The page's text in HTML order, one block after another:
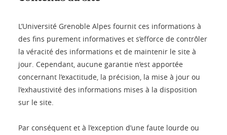
L’Université Grenoble Alpes fournit ces informations à
des fins purement informatives et s’efforce de contrôler
la véracité des informations et de maintenir le site à
jour. Cependant, aucune garantie n’est apportée
concernant l’exactitude, la précision, la mise à jour ou
l’exhaustivité des informations mises à la disposition
sur le site.
Par conséquent et à l’exception d’une faute lourde ou